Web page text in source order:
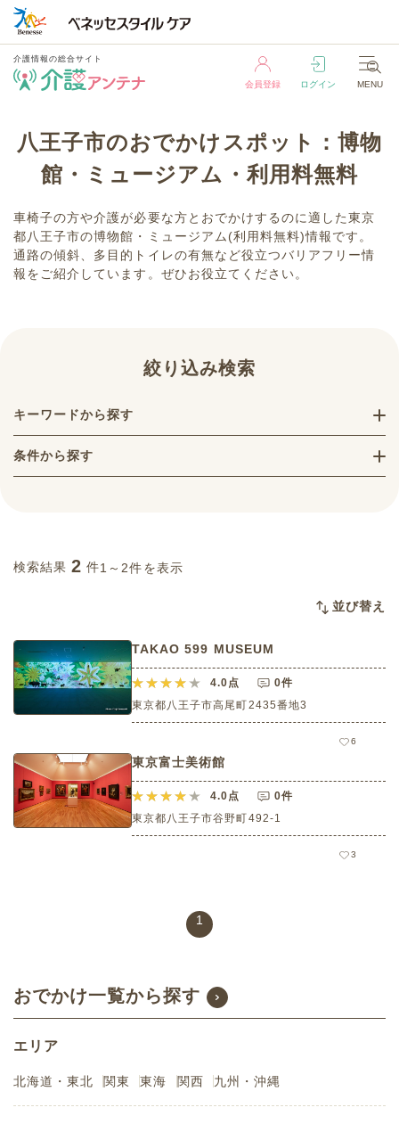
介護情報の総合サイト
会員登録 ログイン MENU
会員登録 ログイン MENU
八王子市のおでかけスポット：博物
館・ミュージアム・利用料無料
車椅子の方や介護が必要な方とおでかけするのに適した東京
都八王子市の博物館・ミュージアム(利用料無料)情報です。
通路の傾斜、多目的トイレの有無など役立つバリアフリー情
報をご紹介しています。ぜひお役立てください。
絞り込み検索
キーワードから探す
条件から探す
検索結果 2 件1～2件を表示
並び替え
TAKAO 599 MUSEUM
4.0点
0件
東京都八王子市高尾町2435番地3
6
東京富士美術館
4.0点
0件
東京都八王子市谷野町492-1
3
1
おでかけ一覧から探す
エリア
北海道・東北 関東 東海 関西 九州・沖縄